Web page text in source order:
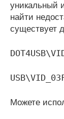
уникальный
найти
существует
Можете